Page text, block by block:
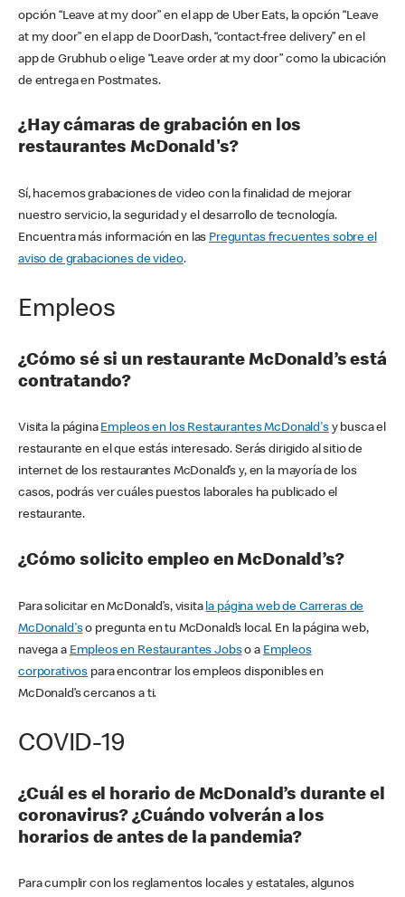
opción “Leave at my door” en el app de Uber Eats, la opción “Leave
at my door” en el app de DoorDash, “contact-free delivery” en el
app de Grubhub o elige “Leave order at my door” como la ubicación
de entrega en Postmates.
¿Hay cámaras de grabación en los
restaurantes McDonald's?
Sí, hacemos grabaciones de video con la finalidad de mejorar
nuestro servicio, la seguridad y el desarrollo de tecnología.
Encuentra más información en las Preguntas frecuentes sobre el
aviso de grabaciones de video.
Empleos
¿Cómo sé si un restaurante McDonald’s está
contratando?
Visita la página Empleos en los Restaurantes McDonald'sy busca el
restaurante en el que estás interesado. Serás dirigido al sitio de
internet de los restaurantes McDonald’s y, en la mayoría de los
casos, podrás ver cuáles puestos laborales ha publicado el
restaurante.
¿Cómo solicito empleo en McDonald’s?
Para solicitar en McDonald’s, visita la página web de Carreras de
McDonald'so pregunta en tu McDonald’s local. En la página web,
navega a Empleos en Restaurantes Jobso a Empleos
corporativos para encontrar los empleos disponibles en
McDonald’s cercanos a ti.
COVID-19
¿Cuál es el horario de McDonald’s durante el
coronavirus? ¿Cuándo volverán a los
horarios de antes de la pandemia?
Para cumplir con los reglamentos locales y estatales, algunos